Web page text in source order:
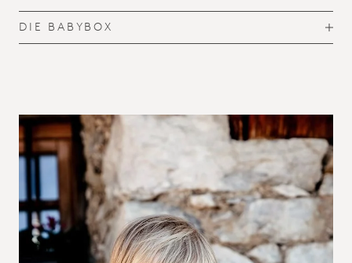
O
G
G
L
DIE BABYBOX
T
O